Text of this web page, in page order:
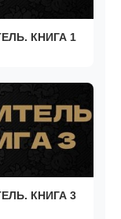
КНИГА 1
КНИГА 3